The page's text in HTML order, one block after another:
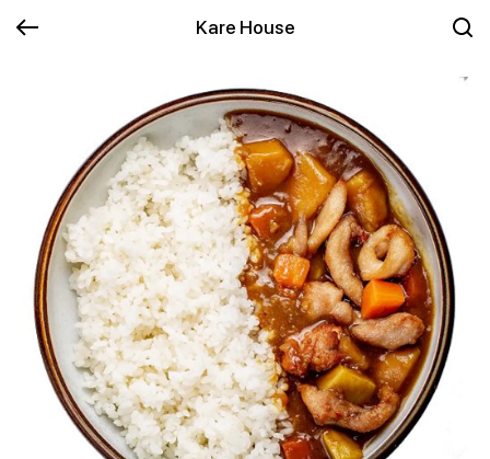
Kare House